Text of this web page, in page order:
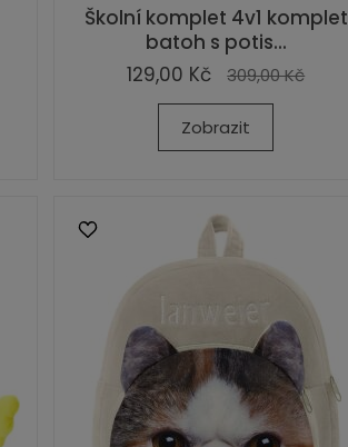
Školní komplet 4v1 komplet
batoh s potis...
129,00 Kč
309,00 Kč
Zobrazit